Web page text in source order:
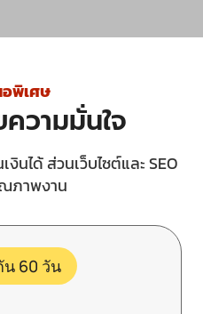
พิเศษ
วามมั่นใจ
นได้ ส่วนเว็บไซต์และ SEO
ภาพงาน
น 60 วัน